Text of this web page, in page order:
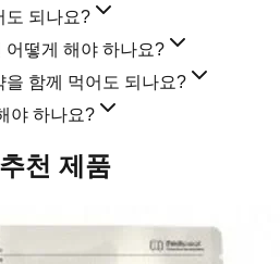
도 되나요?
어떻게 해야 하나요?
함께 먹어도 되나요?
야 하나요?
천 제품